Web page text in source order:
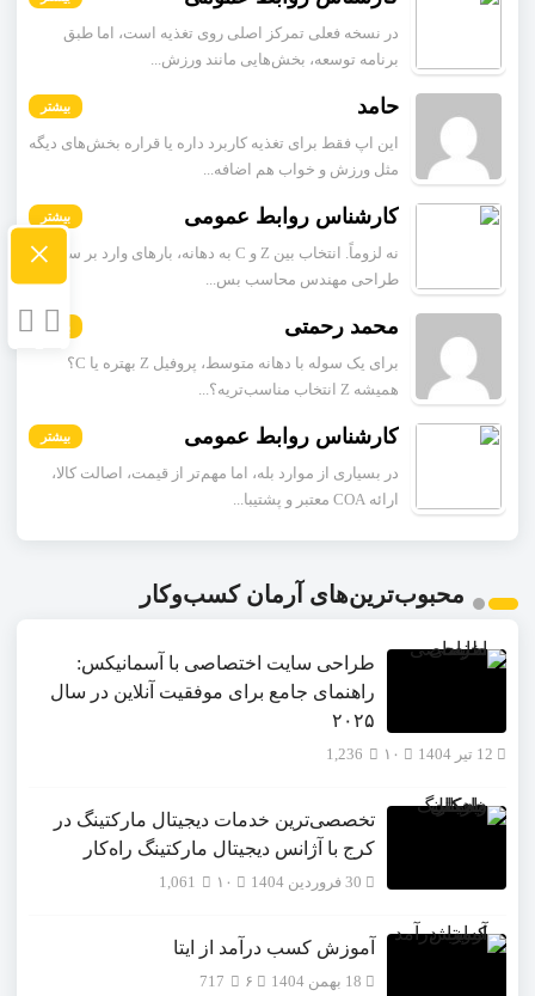
در نسخه فعلی تمرکز اصلی روی تغذیه است، اما طبق
برنامه توسعه، بخش‌هایی مانند ورزش...
حامد بیشتر
این اپ فقط برای تغذیه کاربرد داره یا قراره بخش‌های دیگه
مثل ورزش و خواب هم اضافه...
کارشناس روابط عمومی بیشتر
نه لزوماً. انتخاب بین Z و C به دهانه، بارهای وارد بر سازه و
طراحی مهندس محاسب بس...
محمد رحمتی بیشتر
برای یک سوله با دهانه متوسط، پروفیل Z بهتره یا C؟
همیشه Z انتخاب مناسب‌تریه؟...
کارشناس روابط عمومی بیشتر
در بسیاری از موارد بله، اما مهم‌تر از قیمت، اصالت کالا،
ارائه COA معتبر و پشتیبا...
محبوب‌ترین‌های آرمان کسب‌وکار
طراحی سایت اختصاصی با آسمانیکس:
راهنمای جامع برای موفقیت آنلاین در سال
۲۰۲۵
12 تیر 1404 1,236
تخصصی‌ترین خدمات دیجیتال مارکتینگ در
کرج با آژانس دیجیتال مارکتینگ راه‌کار
30 فروردین 1404 1,061
آموزش کسب درآمد از ایتا
18 بهمن 1404 717
×